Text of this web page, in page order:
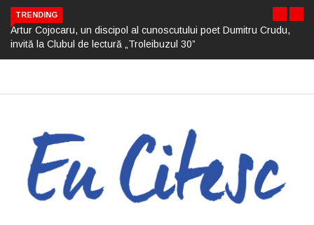
TRENDING
Artur Cojocaru, un discipol al cunoscutului poet Dumitru Crudu,
invită la Clubul de lectură „Troleibuzul 30”